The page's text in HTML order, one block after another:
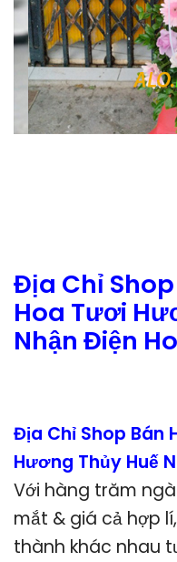
Địa Chỉ
Hoa Tươi
Nhận Điện
Địa Chỉ Shop Bán
Hương Thủy Huế
Với hàng trăm
mắt & giá cả hợp
thành khác nhau